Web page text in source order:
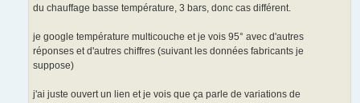
du chauffage basse température, 3 bars, donc cas différent.
je google température multicouche et je vois 95° avec d'autres
réponses et d'autres chiffres (suivant les données fabricants je
suppose)
j'ai juste ouvert un lien et je vois que ça parle de variations de